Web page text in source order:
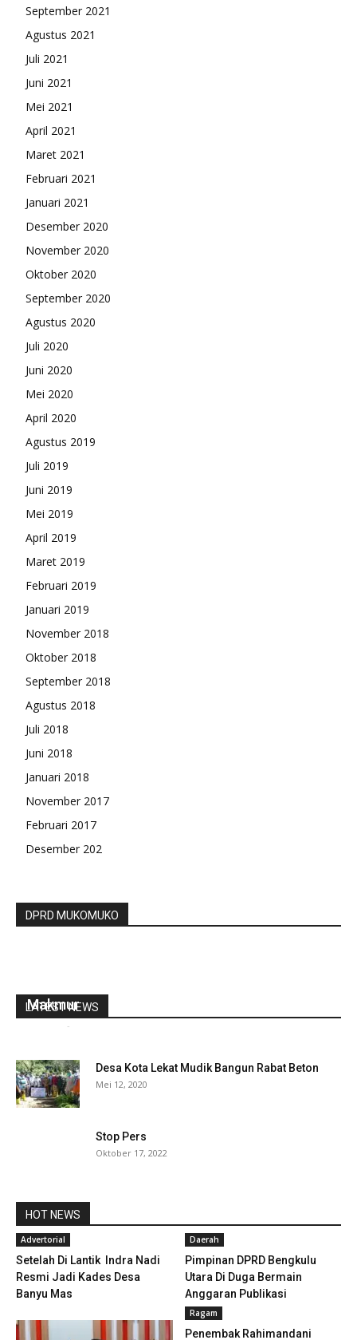
September 2021
Agustus 2021
Juli 2021
Juni 2021
Mei 2021
April 2021
Maret 2021
Februari 2021
Januari 2021
Desember 2020
November 2020
Oktober 2020
September 2020
Agustus 2020
Juli 2020
Juni 2020
Mei 2020
April 2020
Agustus 2019
Juli 2019
Juni 2019
Mei 2019
April 2019
Maret 2019
Februari 2019
Januari 2019
November 2018
Oktober 2018
September 2018
Agustus 2018
Juli 2018
Juni 2018
Januari 2018
November 2017
Februari 2017
Desember 202
DPRD MUKOMUKO
LATEST NEWS
Makmur
-
Desa Kota Lekat Mudik Bangun Rabat Beton
Mei 12, 2020
Stop Pers
Oktober 17, 2022
HOT NEWS
Advertorial
Setelah Di Lantik Indra Nadi
Resmi Jadi Kades Desa
Banyu Mas
Daerah
Pimpinan DPRD Bengkulu
Utara Di Duga Bermain
Anggaran Publikasi
Ragam
Penembak Rahimandani